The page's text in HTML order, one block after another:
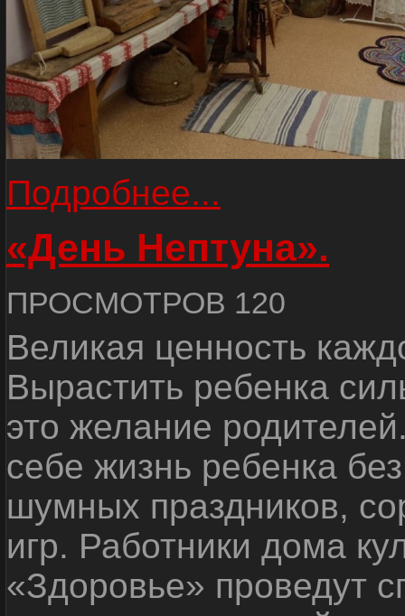
Подробнее...
«День Нептуна».
ПРОСМОТРОВ 120
Великая ценность
Вырастить ребенка
это желание
себе жизнь ребенка
шумных праздников,
игр. Работники дома
«Здоровье» проведут